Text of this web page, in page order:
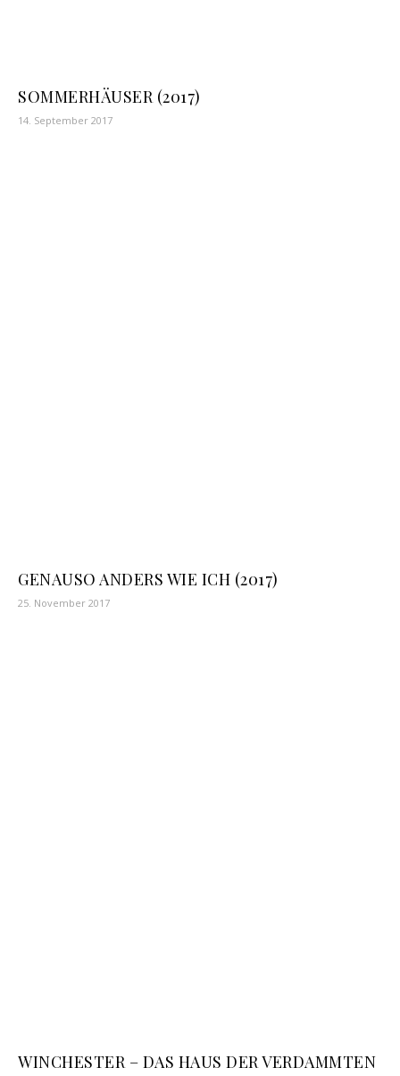
SOMMERHÄUSER (2017)
14. September 2017
GENAUSO ANDERS WIE ICH (2017)
25. November 2017
WINCHESTER – DAS HAUS DER VERDAMMTEN